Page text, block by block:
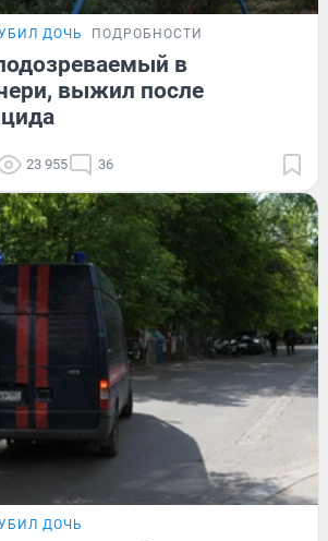
ДОЧЬ ПОДРОБНОСТИ
в
выжил после
23 955 36
ДОЧЬ